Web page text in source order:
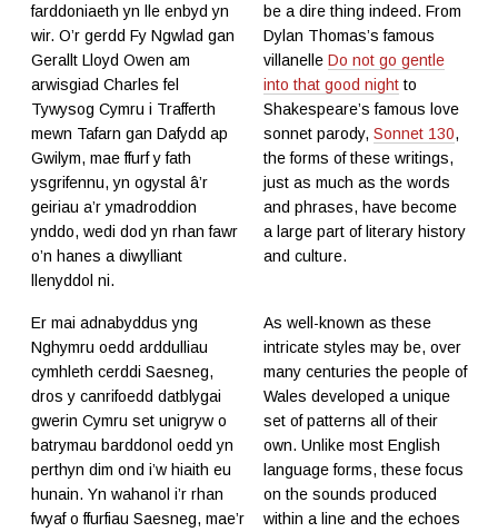
farddoniaeth yn lle enbyd yn
wir. O’r gerdd Fy Ngwlad gan
Gerallt Lloyd Owen am
arwisgiad Charles fel
Tywysog Cymru i Trafferth
mewn Tafarn gan Dafydd ap
Gwilym, mae ffurf y fath
ysgrifennu, yn ogystal â’r
geiriau a’r ymadroddion
ynddo, wedi dod yn rhan fawr
o’n hanes a diwylliant
llenyddol ni.
be a dire thing indeed. From
Dylan Thomas’s famous
villanelle Do not go gentle
into that good night to
Shakespeare’s famous love
sonnet parody, Sonnet 130,
the forms of these writings,
just as much as the words
and phrases, have become
a large part of literary history
and culture.
Er mai adnabyddus yng
Nghymru oedd arddulliau
cymhleth cerddi Saesneg,
dros y canrifoedd datblygai
gwerin Cymru set unigryw o
batrymau barddonol oedd yn
perthyn dim ond i’w hiaith eu
hunain. Yn wahanol i’r rhan
fwyaf o ffurfiau Saesneg, mae’r
As well-known as these
intricate styles may be, over
many centuries the people of
Wales developed a unique
set of patterns all of their
own. Unlike most English
language forms, these focus
on the sounds produced
within a line and the echoes